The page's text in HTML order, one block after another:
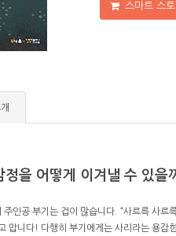
스마트 스토
정을 어떻게 이겨낼 수 있을
주인공 부기는 겁이 많습니다. “사르륵 사
맙니다! 다행히 부기에게는 사리라는 용감